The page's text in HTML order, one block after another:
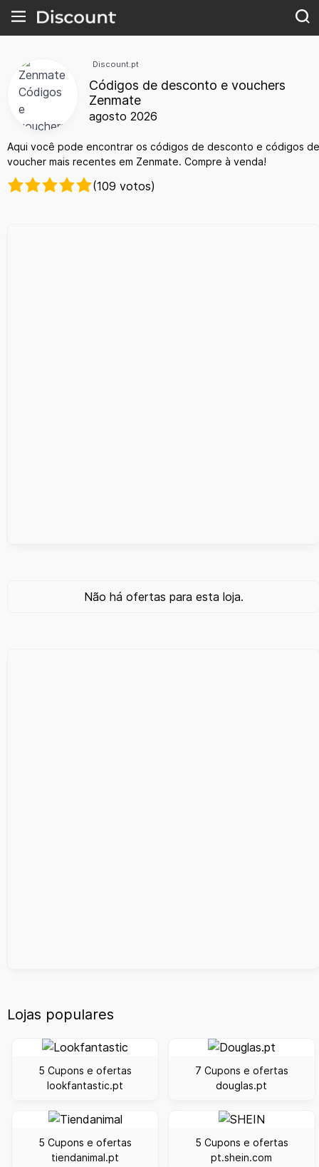
Discount.pt
Códigos de desconto e vouchers
Zenmate
agosto 2026
Aqui você pode encontrar os códigos de desconto e códigos de
voucher mais recentes em Zenmate. Compre à venda!
(109 votos)
Não há ofertas para esta loja.
Lojas populares
5 Cupons e ofertas
lookfantastic.pt
7 Cupons e ofertas
douglas.pt
5 Cupons e ofertas
tiendanimal.pt
5 Cupons e ofertas
pt.shein.com